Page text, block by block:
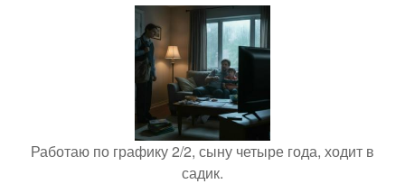
Работаю по графику 2/2, сыну четыре года, ходит в
садик.